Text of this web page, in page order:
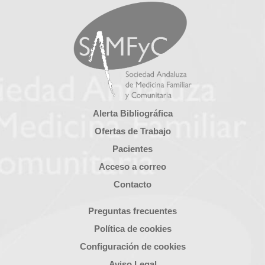
Alerta Bibliográfica
Ofertas de Trabajo
Pacientes
Acceso a correo
Contacto
Preguntas frecuentes
Política de cookies
Configuración de cookies